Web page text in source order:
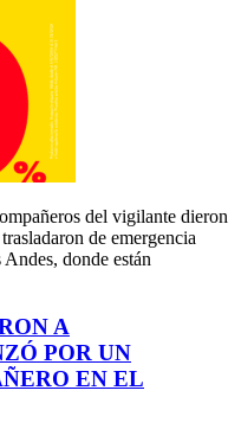
del vigilante dieron
de emergencia
donde están
A
POR UN
EN EL